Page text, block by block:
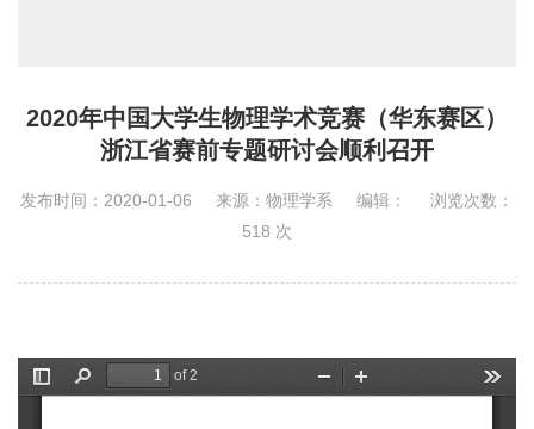
2020年中国大学生物理学术竞赛（华东赛区）
浙江省赛前专题研讨会顺利召开
发布时间：2020-01-06 来源：物理学系 编辑：
浏览次数：
518 次